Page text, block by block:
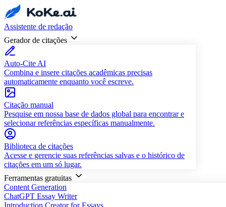
Assistente de redação
Gerador de citações
Auto-Cite AI
Combina e insere citações acadêmicas precisas
automaticamente enquanto você escreve.
Citação manual
Pesquise em nossa base de dados global para encontrar e
selecionar referências específicas manualmente.
Biblioteca de citações
Acesse e gerencie suas referências salvas e o histórico de
citações em um só lugar.
Ferramentas gratuitas
Content Generation
ChatGPT Essay Writer
Introduction Creator for Essays